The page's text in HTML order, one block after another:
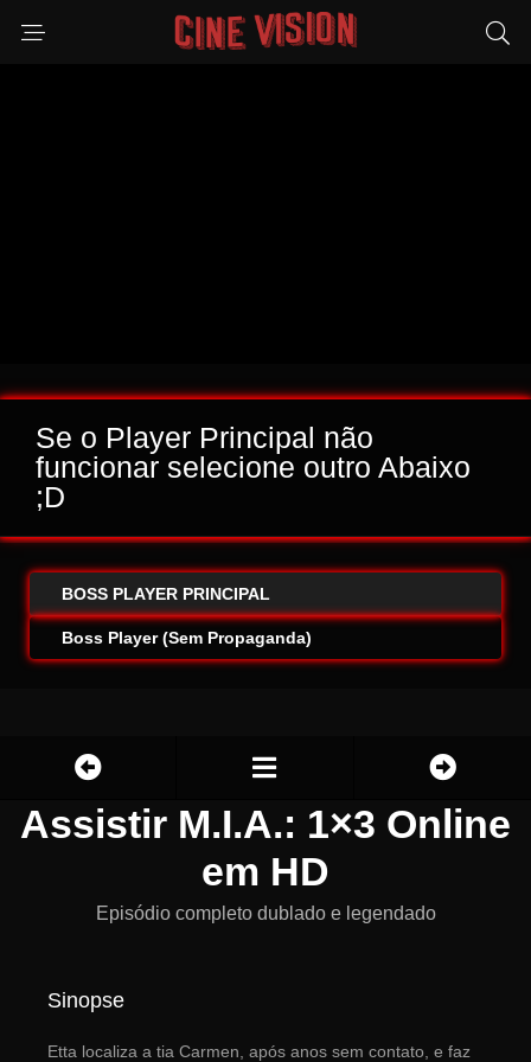
Se o Player Principal não
funcionar selecione outro Abaixo
;D
BOSS PLAYER PRINCIPAL
Boss Player (Sem Propaganda)
Assistir M.I.A.: 1×3 Online
em HD
Episódio completo dublado e legendado
Sinopse
Etta localiza a tia Carmen, após anos sem contato, e faz